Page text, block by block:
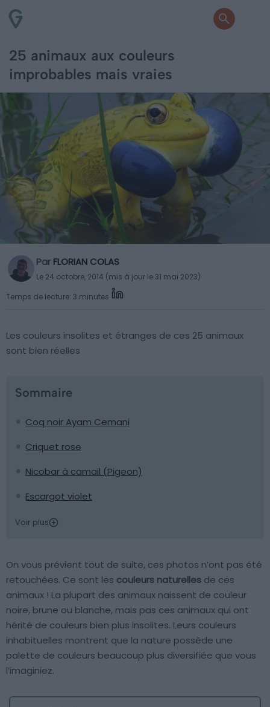
25 animaux aux couleurs
improbables mais vraies
Par FLORIAN COLAS
Le 24 octobre, 2014 (mis à jour le 31 mai 2023)
Temps de lecture: 3 minutes
Les couleurs insolites et étranges de ces 25 animaux
sont bien réelles
Sommaire
Coq noir Ayam Cemani
Criquet rose
Nicobar à camail (Pigeon)
Escargot violet
Voir plus
On vous prévient tout de suite, ces photos n’ont pas été
retouchées. Ce sont les couleurs naturelles de ces
animaux ! La plupart des animaux naissent de couleur
noire, brune ou blanche, mais pas ces animaux qui ont
hérité de couleurs bien plus insolites. Leurs couleurs
inhabituelles montrent que la nature possède une
palette de couleurs beaucoup plus diversifiée que vous
l’imaginiez.